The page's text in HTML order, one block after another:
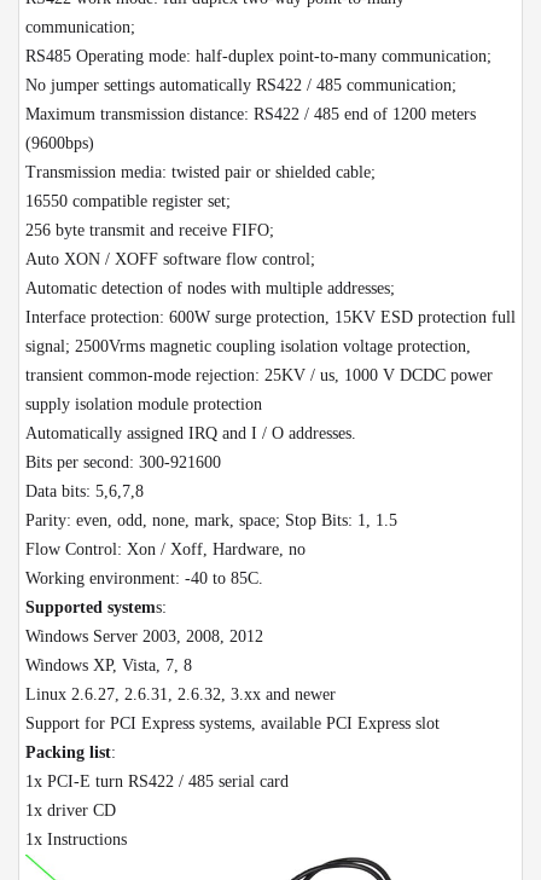
communication;
RS485 Operating mode: half-duplex point-to-many communication;
No jumper settings automatically RS422 / 485 communication;
Maximum transmission distance: RS422 / 485 end of 1200 meters
(9600bps)
Transmission media: twisted pair or shielded cable;
16550 compatible register set;
256 byte transmit and receive FIFO;
Auto XON / XOFF software flow control;
Automatic detection of nodes with multiple addresses;
Interface protection: 600W surge protection, 15KV ESD protection full
signal; 2500Vrms magnetic coupling isolation voltage protection,
transient common-mode rejection: 25KV / us, 1000 V DCDC power
supply isolation module protection
Automatically assigned IRQ and I / O addresses.
Bits per second: 300-921600
Data bits: 5,6,7,8
Parity: even, odd, none, mark, space; Stop Bits: 1, 1.5
Flow Control: Xon / Xoff, Hardware, no
Working environment: -40 to 85C.
Supported systems:
Windows Server 2003, 2008, 2012
Windows XP, Vista, 7, 8
Linux 2.6.27, 2.6.31, 2.6.32, 3.xx and newer
Support for PCI Express systems, available PCI Express slot
Packing list:
1x PCI-E turn RS422 / 485 serial card
1x driver CD
1x Instructions